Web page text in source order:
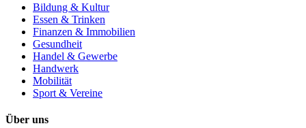
Bildung & Kultur
Essen & Trinken
Finanzen & Immobilien
Gesundheit
Handel & Gewerbe
Handwerk
Mobilität
Sport & Vereine
Über uns